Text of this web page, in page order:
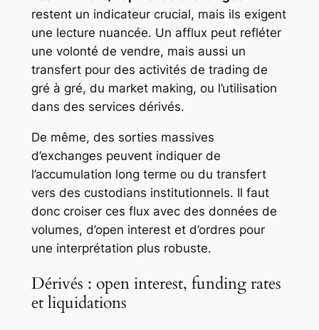
restent un indicateur crucial, mais ils exigent
une lecture nuancée. Un afflux peut refléter
une volonté de vendre, mais aussi un
transfert pour des activités de trading de
gré à gré, du market making, ou l’utilisation
dans des services dérivés.
De même, des sorties massives
d’exchanges peuvent indiquer de
l’accumulation long terme ou du transfert
vers des custodians institutionnels. Il faut
donc croiser ces flux avec des données de
volumes, d’open interest et d’ordres pour
une interprétation plus robuste.
Dérivés : open interest, funding rates
et liquidations